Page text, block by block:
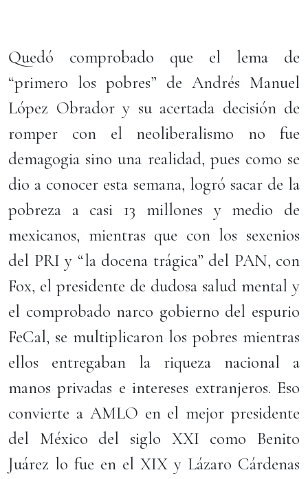
Quedó comprobado que el lema de
“primero los pobres” de Andrés Manuel
López Obrador y su acertada decisión de
romper con el neoliberalismo no fue
demagogia sino una realidad, pues como se
dio a conocer esta semana, logró sacar de la
pobreza a casi 13 millones y medio de
mexicanos, mientras que con los sexenios
del PRI y “la docena trágica” del PAN, con
Fox, el presidente de dudosa salud mental y
el comprobado narco gobierno del espurio
FeCal, se multiplicaron los pobres mientras
ellos entregaban la riqueza nacional a
manos privadas e intereses extranjeros. Eso
convierte a AMLO en el mejor presidente
del México del siglo XXI como Benito
Juárez lo fue en el XIX y Lázaro Cárdenas